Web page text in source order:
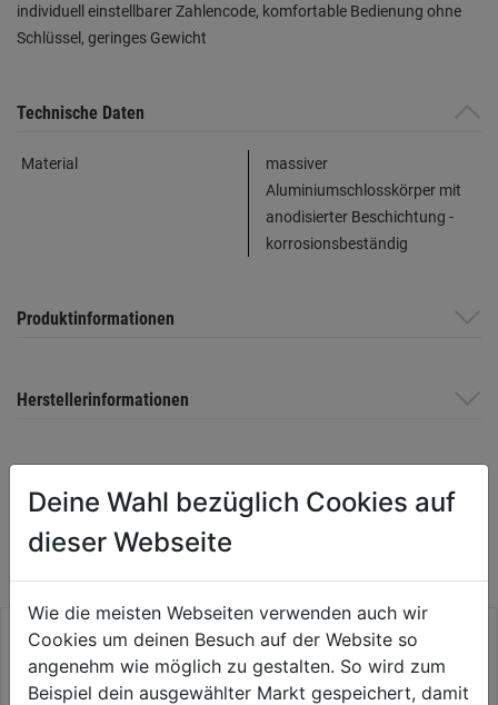
individuell einstellbarer Zahlencode, komfortable Bedienung ohne
Schlüssel, geringes Gewicht
Technische Daten
Material
massiver
Aluminiumschlosskörper mit
anodisierter Beschichtung -
korrosionsbeständig
Produktinformationen
Herstellerinformationen
WEITERE PRODUKTE AUS DIESER
KATEGORIE
Deine Wahl bezüglich Cookies auf
dieser Webseite
Wie die meisten Webseiten verwenden auch wir
Cookies um deinen Besuch auf der Website so
angenehm wie möglich zu gestalten. So wird zum
Beispiel dein ausgewählter Markt gespeichert, damit